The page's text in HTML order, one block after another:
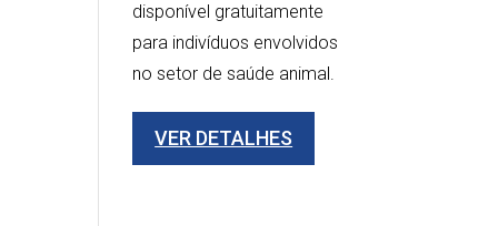
disponível gratuitamente
para indivíduos envolvidos
no setor de saúde animal.
VER DETALHES